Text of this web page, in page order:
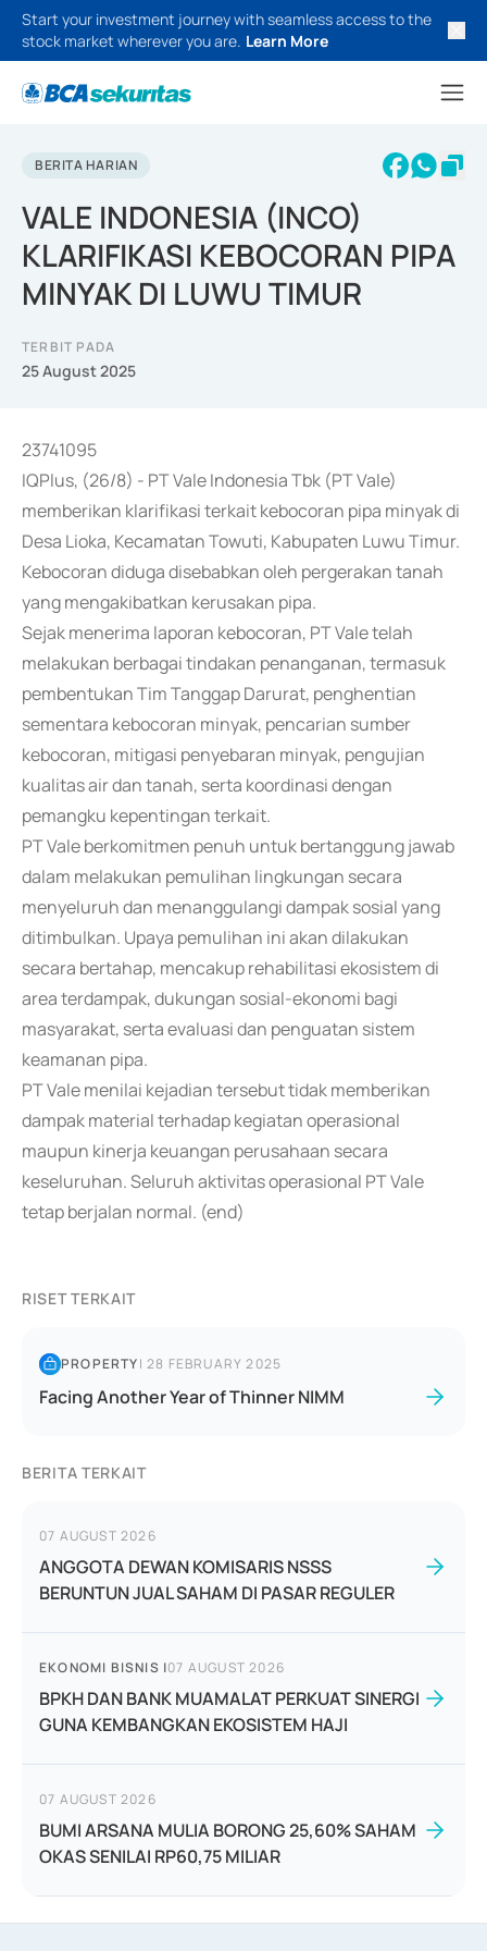
Start your investment journey with seamless access to the
stock market wherever you are. Learn More
BERITA HARIAN
VALE INDONESIA (INCO)
KLARIFIKASI KEBOCORAN PIPA
MINYAK DI LUWU TIMUR
TERBIT PADA
25 August 2025
23741095
IQPlus, (26/8) - PT Vale Indonesia Tbk (PT Vale)
memberikan klarifikasi terkait kebocoran pipa minyak di
Desa Lioka, Kecamatan Towuti, Kabupaten Luwu Timur.
Kebocoran diduga disebabkan oleh pergerakan tanah
yang mengakibatkan kerusakan pipa.
Sejak menerima laporan kebocoran, PT Vale telah
melakukan berbagai tindakan penanganan, termasuk
pembentukan Tim Tanggap Darurat, penghentian
sementara kebocoran minyak, pencarian sumber
kebocoran, mitigasi penyebaran minyak, pengujian
kualitas air dan tanah, serta koordinasi dengan
pemangku kepentingan terkait.
PT Vale berkomitmen penuh untuk bertanggung jawab
dalam melakukan pemulihan lingkungan secara
menyeluruh dan menanggulangi dampak sosial yang
ditimbulkan. Upaya pemulihan ini akan dilakukan
secara bertahap, mencakup rehabilitasi ekosistem di
area terdampak, dukungan sosial-ekonomi bagi
masyarakat, serta evaluasi dan penguatan sistem
keamanan pipa.
PT Vale menilai kejadian tersebut tidak memberikan
dampak material terhadap kegiatan operasional
maupun kinerja keuangan perusahaan secara
keseluruhan. Seluruh aktivitas operasional PT Vale
tetap berjalan normal. (end)
RISET TERKAIT
PROPERTY|28 FEBRUARY 2025
Facing Another Year of Thinner NIMM
BERITA TERKAIT
07 AUGUST 2026
ANGGOTA DEWAN KOMISARIS NSSS
BERUNTUN JUAL SAHAM DI PASAR REGULER
EKONOMI BISNIS |07 AUGUST 2026
BPKH DAN BANK MUAMALAT PERKUAT SINERGI
GUNA KEMBANGKAN EKOSISTEM HAJI
07 AUGUST 2026
BUMI ARSANA MULIA BORONG 25,60% SAHAM
OKAS SENILAI RP60,75 MILIAR